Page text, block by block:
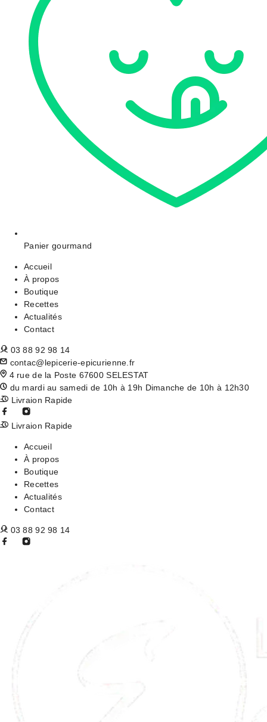
Panier gourmand
Accueil
À propos
Boutique
Recettes
Actualités
Contact
03 88 92 98 14
contac@lepicerie-epicurienne.fr
4 rue de la Poste 67600 SELESTAT
du mardi au samedi de 10h à 19h Dimanche de 10h à 12h30
Livraion Rapide
Livraion Rapide
Accueil
À propos
Boutique
Recettes
Actualités
Contact
03 88 92 98 14